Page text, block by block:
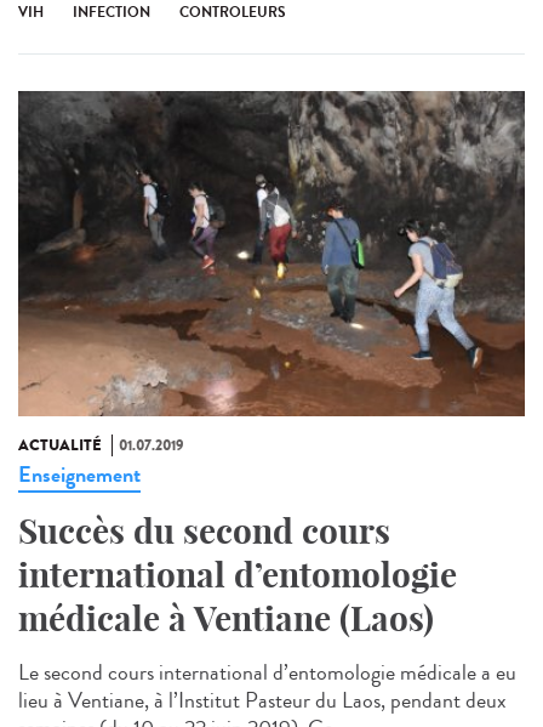
VIH INFECTION CONTROLEURS
ACTUALITÉ 01.07.2019
Enseignement
Succès du second cours
international d’entomologie
médicale à Ventiane (Laos)
Le second cours international d’entomologie médicale a eu
lieu à Ventiane, à l’Institut Pasteur du Laos, pendant deux